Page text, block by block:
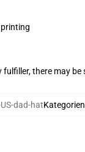
there may
dad-hatKategorien